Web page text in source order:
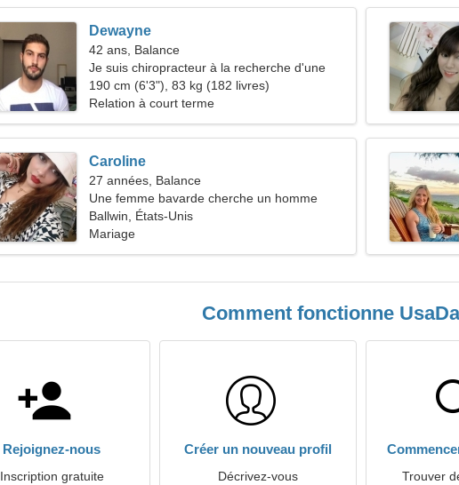
Dewayne
42 ans, Balance
Je suis chiropracteur à la recherche d'une
femme timide
190 cm (6'3"), 83 kg (182 livres)
Relation à court terme
Caroline
27 années, Balance
Une femme bavarde cherche un homme
Ballwin, États-Unis
Mariage
Comment fonctionne
Rejoignez-nous
Inscription gratuite
Créer un nouveau profil
Décrivez-vous Trouver